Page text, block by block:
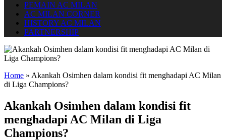
PEMAIN AC MILAN
AC MILAN CORNER
HISTORY AC MILAN
PARTNERSHIP
Home » Akankah Osimhen dalam kondisi fit menghadapi AC Milan
di Liga Champions?
Akankah Osimhen dalam kondisi fit
menghadapi AC Milan di Liga
Champions?